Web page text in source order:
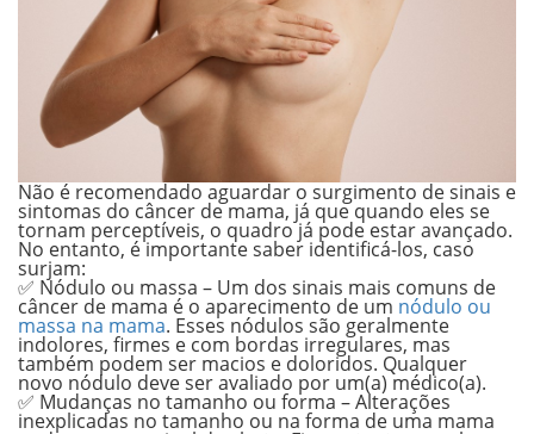
Não é recomendado aguardar o surgimento de sinais e
sintomas do câncer de mama, já que quando eles se
tornam perceptíveis, o quadro já pode estar avançado.
No entanto, é importante saber identificá-los, caso
surjam:
✅ Nódulo ou massa – Um dos sinais mais comuns de
câncer de mama é o aparecimento de um nódulo ou
massa na mama. Esses nódulos são geralmente
indolores, firmes e com bordas irregulares, mas
também podem ser macios e doloridos. Qualquer
novo nódulo deve ser avaliado por um(a) médico(a).
✅ Mudanças no tamanho ou forma –Alterações
inexplicadas no tamanho ou na forma de uma mama